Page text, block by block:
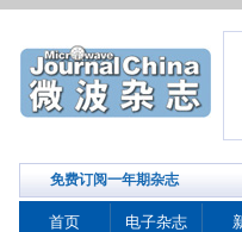
免费订阅一年期杂志
首页 电子杂志